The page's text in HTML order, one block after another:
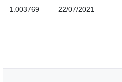
1.003769 22/07/2021